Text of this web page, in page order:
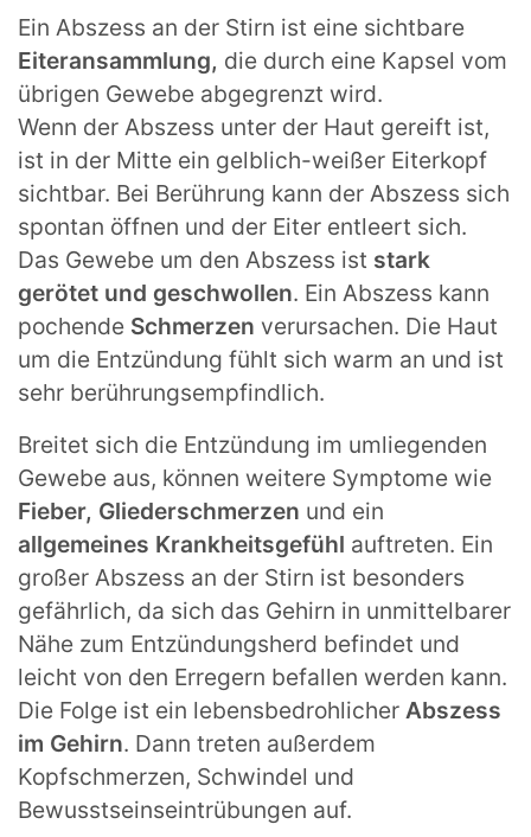
Ein Abszess an der Stirn ist eine sichtbare
Eiteransammlung, die durch eine Kapsel vom
übrigen Gewebe abgegrenzt wird.
Wenn der Abszess unter der Haut gereift ist,
ist in der Mitte ein gelblich-weißer Eiterkopf
sichtbar. Bei Berührung kann der Abszess sich
spontan öffnen und der Eiter entleert sich.
Das Gewebe um den Abszess ist stark
gerötet und geschwollen. Ein Abszess kann
pochende Schmerzen verursachen. Die Haut
um die Entzündung fühlt sich warm an und ist
sehr berührungsempfindlich.
Breitet sich die Entzündung im umliegenden
Gewebe aus, können weitere Symptome wie
Fieber, Gliederschmerzen und ein
allgemeines Krankheitsgefühl auftreten. Ein
großer Abszess an der Stirn ist besonders
gefährlich, da sich das Gehirn in unmittelbarer
Nähe zum Entzündungsherd befindet und
leicht von den Erregern befallen werden kann.
Die Folge ist ein lebensbedrohlicher Abszess
im Gehirn. Dann treten außerdem
Kopfschmerzen, Schwindel und
Bewusstseinseintrübungen auf.